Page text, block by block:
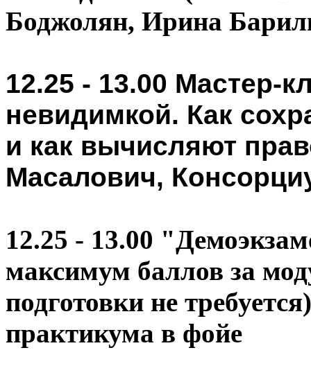
Боджолян, Ирина
12.25 - 13.00 Мастер-
невидимкой. Как
и как вычисляют
Масалович,
12.25 - 13.00
максимум баллов за
подготовки не
практикума в фойе